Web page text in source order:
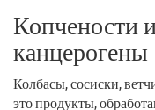
Копчености
канцерогены
Колбасы, сосиски,
это продукты,